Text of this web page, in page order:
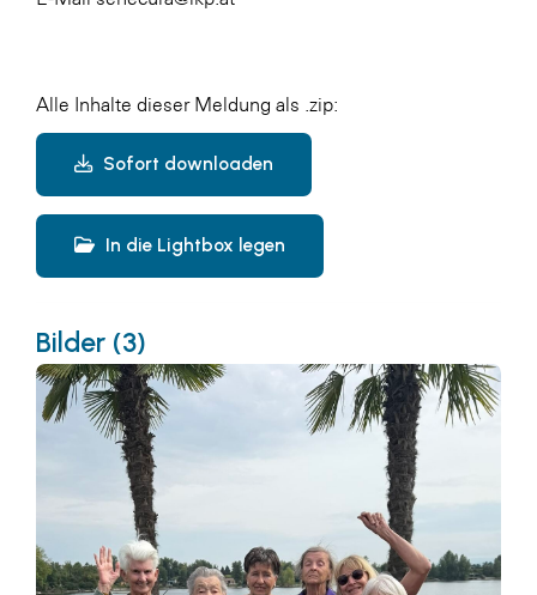
Alle Inhalte dieser Meldung als .zip:
Sofort downloaden
In die Lightbox legen
Bilder (3)